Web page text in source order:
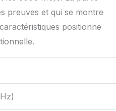
preuves et qui se montre
positionne